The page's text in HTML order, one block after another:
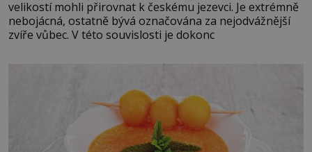
velikostí mohli přirovnat k českému jezevci. Je extrémně
nebojácná, ostatně bývá označována za nejodvážnější
zvíře vůbec. V této souvislosti je dokonc